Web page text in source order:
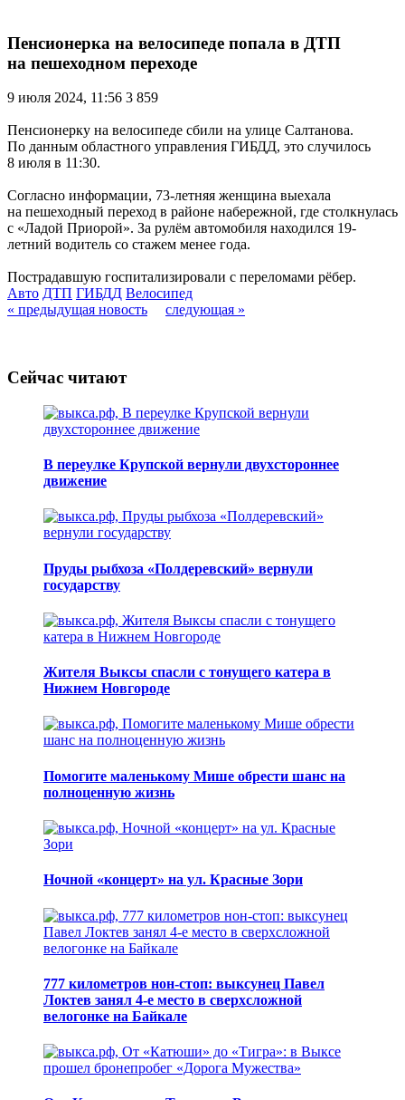
Пенсионерка на велосипеде попала в ДТП
на пешеходном переходе
9 июля 2024, 11:56 3 859
Пенсионерку на велосипеде сбили на улице Салтанова.
По данным областного управления ГИБДД, это случилось
8 июля в 11:30.
Согласно информации, 73-летняя женщина выехала
на пешеходный переход в районе набережной, где столкнулась
с «Ладой Приорой». За рулём автомобиля находился 19-
летний водитель со стажем менее года.
Пострадавшую госпитализировали с переломами рёбер.
Авто ДТП ГИБДД Велосипед
« предыдущая новость
следующая »
Сейчас читают
В переулке Крупской вернули двухстороннее
движение
Пруды рыбхоза «Полдеревский» вернули
государству
Жителя Выксы спасли с тонущего катера в
Нижнем Новгороде
Помогите маленькому Мише обрести шанс на
полноценную жизнь
Ночной «концерт» на ул. Красные Зори
777 километров нон-стоп: выксунец Павел
Локтев занял 4-е место в сверхсложной
велогонке на Байкале